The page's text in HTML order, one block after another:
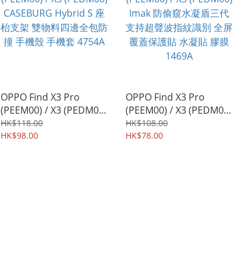
OPPO Find X3 Pro
(PEEM00) / X3 (PEDM00)
CASEBURG Hybrid S 座
枱支架 雙物料四邊全包防
HK$118.00
HK$98.00
OPPO Find X3 Pro
(PEEM00) / X3 (PEDM00)
Imak 防偷窺水凝盾三代
支持超聲波指紋識別 全屏
HK$108.00
HK$78.00